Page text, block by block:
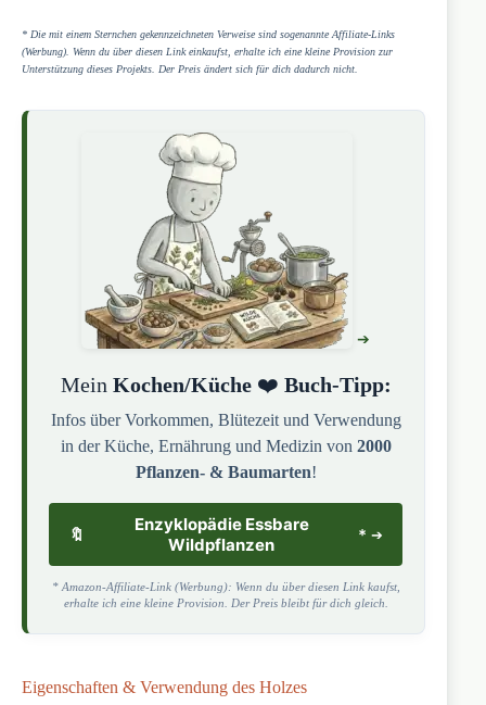
* Die mit einem Sternchen gekennzeichneten Verweise sind sogenannte Affiliate-Links
(Werbung). Wenn du über diesen Link einkaufst, erhalte ich eine kleine Provision zur
Unterstützung dieses Projekts. Der Preis ändert sich für dich dadurch nicht.
Mein Kochen/Küche❤️ Buch-Tipp:
Infos über Vorkommen, Blütezeit und Verwendung
in der Küche, Ernährung und Medizin von 2000
Pflanzen- & Baumarten!
🔖
Enzyklopädie Essbare
Wildpflanzen
*
* Amazon-Affiliate-Link (Werbung): Wenn du über diesen Link kaufst,
erhalte ich eine kleine Provision. Der Preis bleibt für dich gleich.
Eigenschaften & Verwendung des Holzes